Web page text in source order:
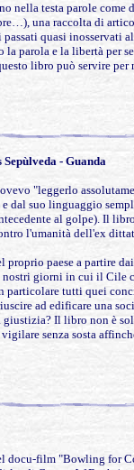
nella testa parole
una raccolta di
quasi inosservati
parola e la libertà per
libro può servire
Sepùlveda - Guanda
"leggerlo
dal suo linguaggio
al golpe). Il
l'umanità dell'ex
paese a partire
giorni in cui il Cile
tutti quei
ad edificare una
giustizia? Il libro non è
senza sosta
docu-film "Bowling for